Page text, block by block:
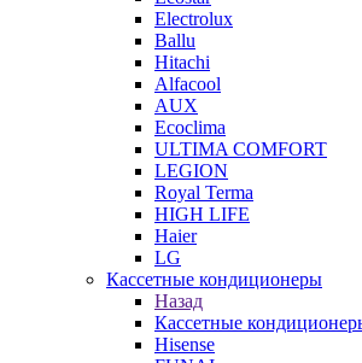
Electrolux
Ballu
Hitachi
Alfacool
AUX
Ecoclima
ULTIMA COMFORT
LEGION
Royal Terma
HIGH LIFE
Haier
LG
Кассетные кондиционеры
Назад
Кассетные
Hisense